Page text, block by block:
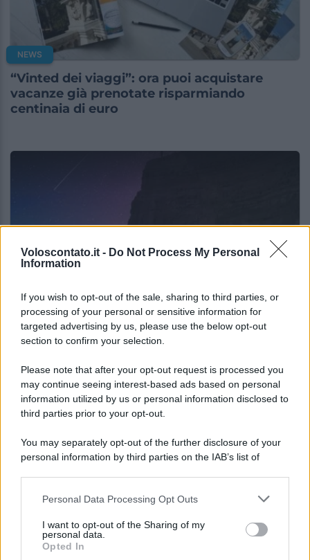
Voloscontato.it - Do Not Process My Personal
Information
If you wish to opt-out of the sale, sharing to third parties, or
processing of your personal or sensitive information for
targeted advertising by us, please use the below opt-out
section to confirm your selection.
Please note that after your opt-out request is processed you
may continue seeing interest-based ads based on personal
information utilized by us or personal information disclosed to
third parties prior to your opt-out.
You may separately opt-out of the further disclosure of your
personal information by third parties on the IAB’s list of
This information may also be disclosed by us to third parties
disclose it to other third parties.
Please note that this website/app uses one or more Google
Personal Data Processing Opt Outs
I want to opt-out of the Sharing of my
personal data.
Opted In
NEWS
“Vinted dei viaggi”: ora puoi acquistare
vacanze già prenotate risparmiando
centinaia di euro
NEWS
La notte di San Lorenzo quest’anno
potrebbe sorprendere più del previsto
Lo sapevi che...
È stato eletto il sentiero più bello del
Regno Unito: il paesaggio lascia senza
fiato
Non solo Scala dei Turchi: c’è un’altra
meraviglia che conquista al primo
sguardo